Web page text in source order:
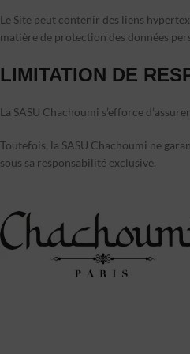
Le Site peut contenir des liens
matière de protection des données
LIMITATION DE
La SASU Chachoumi s’efforce
Toutefois, la SASU Chachoumi ne
sous sa responsabilité exclusive.